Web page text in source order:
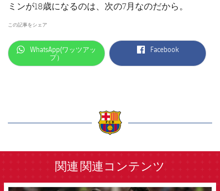
ミンが18歳になるのは、次の7月なのだから。
この記事をシェア
label.aria.whatsapp
WhatsApp(ワッツアッ
プ）
label.aria.facebook
Facebook
関連 関連コンテンツ